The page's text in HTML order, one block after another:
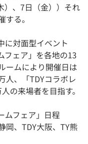
）、7日（金））それ
る。
に対面型イベント
フェア」を各地の13
ームにより開催日は
人、「TDYコラボレ
の来場者を目指す。
ムフェア」日程
岡、TDY大阪、TY熊